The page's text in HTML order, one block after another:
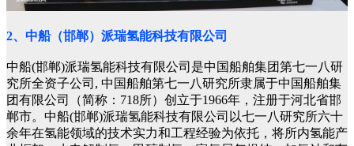
2、中船（邯郸）派瑞氢能科技有限公司
中船(邯郸)派瑞氢能科技有限公司是中国船舶集团第七一八研
究所全资子公司, 中国船舶第七一八研究所隶属于中国船舶集
团有限公司（简称：718所）创立于1966年，注册于河北省邯
郸市。中船(邯郸)派瑞氢能科技有限公司以七一八研究所六十
余年在氢能领域的技术实力和工程经验为依托，将所内氢能产